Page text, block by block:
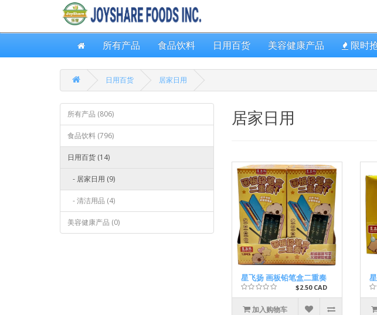
所有产品 食品饮料 日用百货 美容健康产品 限时
日用百货 居家日用
所有产品 (806)
食品饮料 (796)
日用百货 (14)
- 居家日用 (9)
- 清洁用品 (4)
美容健康产品 (0)
居家日用
星飞扬 画板铅笔盒二重奏
$2.50 CAD
加入购物车